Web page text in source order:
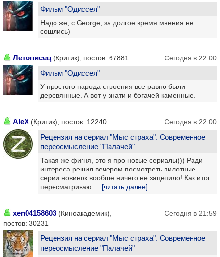
Фильм "Одиссея"
Надо же, c George, за долгое время мнения не
сошлись)
Летописец (Критик), постов: 67881 Сегодня в 22:00
Фильм "Одиссея"
У простого народа строения все равно были
деревянные. А вот у знати и богачей каменные.
AleX (Критик), постов: 12240 Сегодня в 22:00
Рецензия на сериал "Мыс страха". Современное
переосмысление "Палачей"
Такая же фигня, это я про новые сериалы))) Ради
интереса решил вечером посмотреть пилотные
серии новинок вообще ничего не зацепило! Как итог
пересматриваю ... [читать далее]
xen04158603 (Киноакадемик),
постов: 30231
Сегодня в 21:59
Рецензия на сериал "Мыс страха". Современное
переосмысление "Палачей"